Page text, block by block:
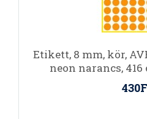
Etikett, 8 mm, kör,
neon narancs,